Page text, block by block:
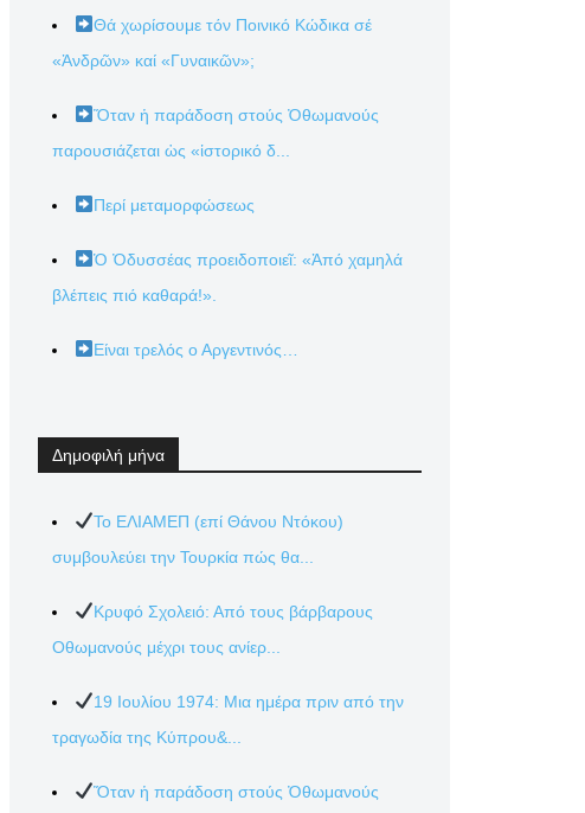
Θά χωρίσουμε τόν Ποινικό Κώδικα σέ
«Ἀνδρῶν» καί «Γυναικῶν»;
Ὅταν ἡ παράδοση στούς Ὀθωμανούς
παρουσιάζεται ὡς «ἱστορικό δ...
Περί μεταμορφώσεως
Ὁ Ὀδυσσέας προειδοποιεῖ: «Ἀπό χαμηλά
βλέπεις πιό καθαρά!».
Είναι τρελός ο Αργεντινός…
Δημοφιλή μήνα
Το ΕΛΙΑΜΕΠ (επί Θάνου Ντόκου)
συμβουλεύει την Τουρκία πώς θα...
Κρυφό Σχολειό: Από τους βάρβαρους
Οθωμανούς μέχρι τους ανίερ...
19 Ιουλίου 1974: Μια ημέρα πριν από την
τραγωδία της Κύπρου&...
Ὅταν ἡ παράδοση στούς Ὀθωμανούς